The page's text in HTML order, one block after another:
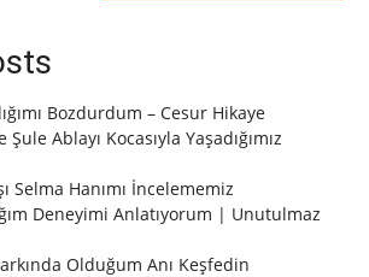
Bozdurdum – Cesur Hikaye
Ablayı Kocasıyla Yaşadığımız
Selma Hanımı İncelememiz
Deneyimi Anlatıyorum | Unutulmaz
Olduğum Anı Keşfedin